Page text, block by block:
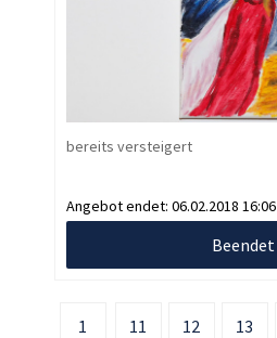
bereits versteigert
Angebot endet: 06.02.2018 16:06
Beendet
1 11 12 13